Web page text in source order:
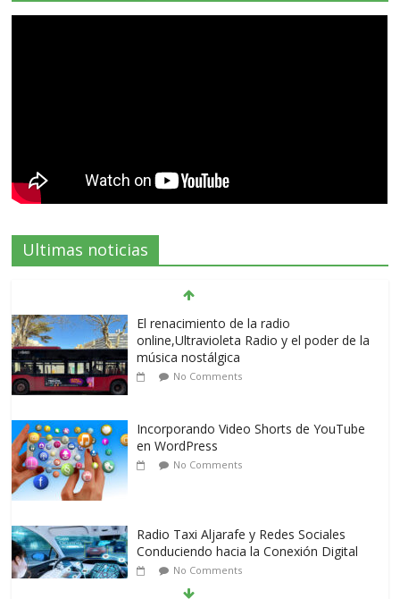
Ultimas noticias
El renacimiento de la radio
online,Ultravioleta Radio y el poder de la
música nostálgica
No Comments
Incorporando Video Shorts de YouTube
en WordPress
No Comments
Radio Taxi Aljarafe y Redes Sociales
Conduciendo hacia la Conexión Digital
No Comments